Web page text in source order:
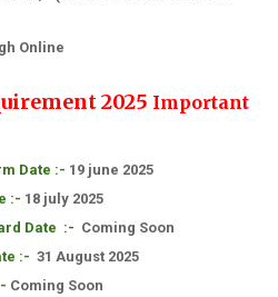
Online
2025 Important
Date :- 19 june 2025
:- 18 july 2025
Date :- Coming Soon
:- 31 August 2025
Coming Soon